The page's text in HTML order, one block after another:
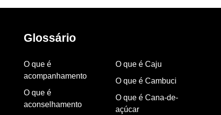
Glossário
O que é
acompanhamento
O que é
aconselhamento
O que é Caju
O que é Cambuci
O que é Cana-de-
açúcar